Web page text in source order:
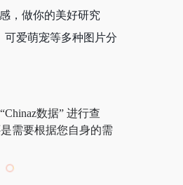
，做你的美好研究
可爱萌宠等多种图片分
数据” 进行查
需要根据您自身的需